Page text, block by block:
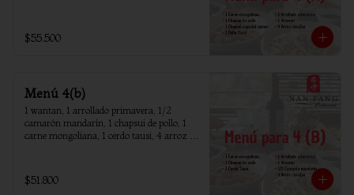
$55.500
Menú 4(b)
1 wantan, 1 arrollado primavera, 1/2
camarón mandarín, 1 chapsui de pollo, 1
carne mongoliana, 1 cerdo tausi, 4 arroz
$51.800